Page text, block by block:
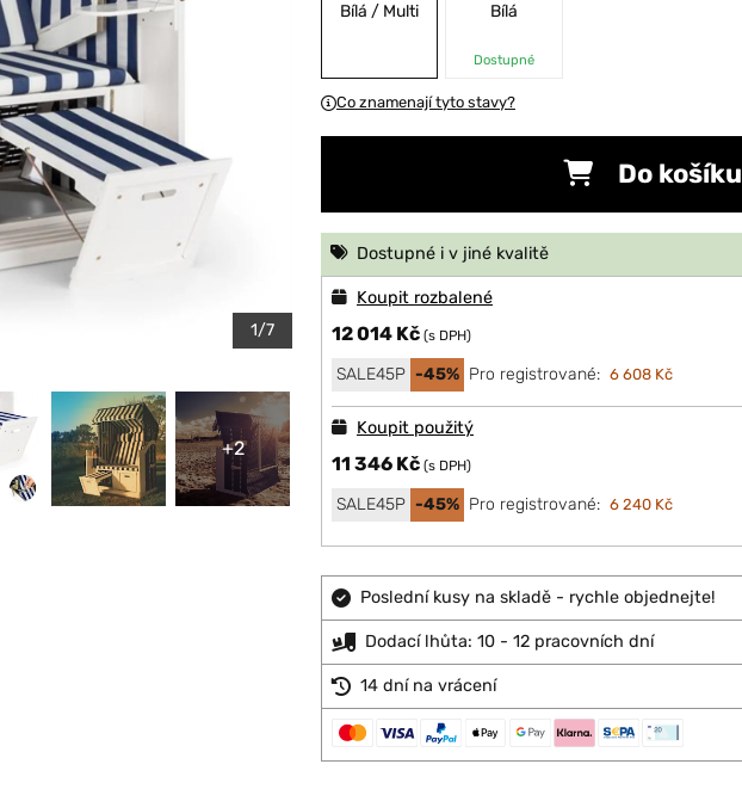
1/7
+2
Bílá / Multi Bílá
Dostupné
Co znamenají tyto stavy?
Do košíku
Dostupné i v jiné kvalitě
Koupit rozbalené
12 014 Kč (s DPH)
SALE45P -45% Pro registrované: 6 608 Kč
Koupit použitý
11 346 Kč (s DPH)
SALE45P -45% Pro registrované: 6 240 Kč
Poslední kusy na skladě - rychle objednejte!
Dodací lhůta: 10 - 12 pracovních dní
14 dní na vrácení